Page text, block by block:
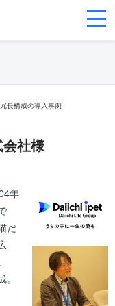
長構成の導入事例
会社様
年
だ